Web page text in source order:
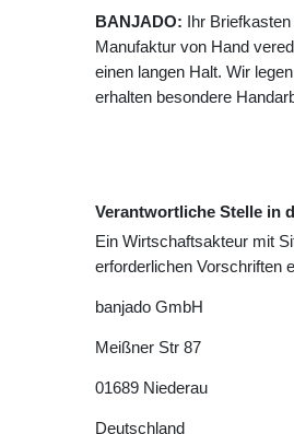
BANJADO: Ihr
Manufaktur von Hand
einen langen Halt. Wir
erhalten besondere
Verantwortliche Stelle in
Ein Wirtschaftsakteur mit
erforderlichen Vorschriften
banjado GmbH
Meißner Str 87
01689 Niederau
Deutschland